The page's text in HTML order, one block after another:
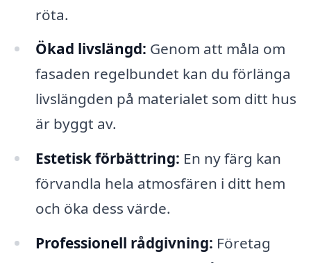
röta.
Ökad livslängd: Genom att måla om
fasaden regelbundet kan du förlänga
livslängden på materialet som ditt hus
är byggt av.
Estetisk förbättring: En ny färg kan
förvandla hela atmosfären i ditt hem
och öka dess värde.
Professionell rådgivning: Företag